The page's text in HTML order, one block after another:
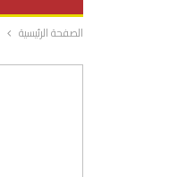
الصفحة الرئيسية